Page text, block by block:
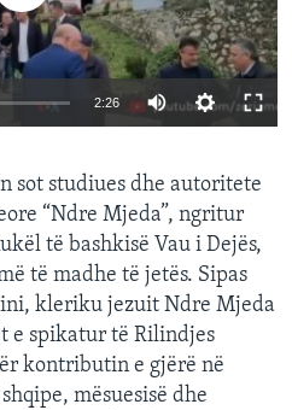
2:26
sot studiues dhe autoritete
“Ndre Mjeda”, ngritur
të bashkisë Vau i Dejës,
të madhe të jetës. Sipas
kleriku jezuit Ndre Mjeda
e spikatur të Rilindjes
kontributin e gjërë në
mësuesisë dhe